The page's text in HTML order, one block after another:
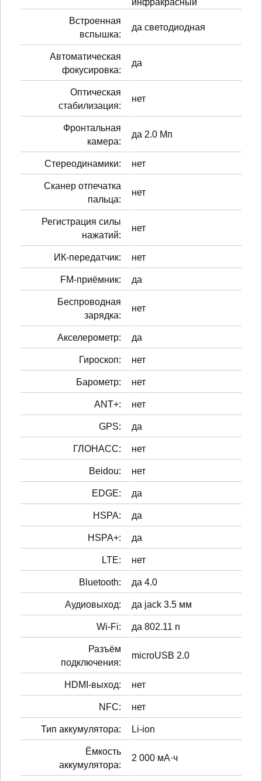
Встроенная
вспышка:
да светодиодная
Автоматическая
фокусировка:
да
Оптическая
стабилизация:
нет
Фронтальная
камера:
да 2.0 Мп
Стереодинамики: нет
Сканер отпечатка
пальца:
нет
Регистрация силы
нажатий:
нет
ИК-передатчик: нет
FM-приёмник: да
Беспроводная
зарядка:
нет
Акселерометр: да
Гироскоп: нет
Барометр: нет
ANT+: нет
GPS: да
ГЛОНАСС: нет
Beidou: нет
EDGE: да
HSPA: да
HSPA+: да
LTE: нет
Bluetooth: да 4.0
Аудиовыход: да jack 3.5 мм
Wi-Fi: да 802.11 n
Разъём
подключения:
microUSB 2.0
HDMI-выход: нет
NFC: нет
Тип аккумулятора: Li-ion
Ёмкость
аккумулятора:
2 000 мА·ч